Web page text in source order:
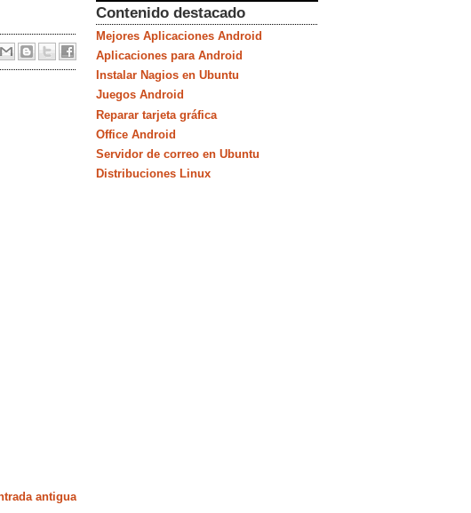
antigua
Contenido destacado
Mejores Aplicaciones Android
Aplicaciones para Android
Instalar Nagios en Ubuntu
Juegos Android
Reparar tarjeta gráfica
Office Android
Servidor de correo en Ubuntu
Distribuciones Linux